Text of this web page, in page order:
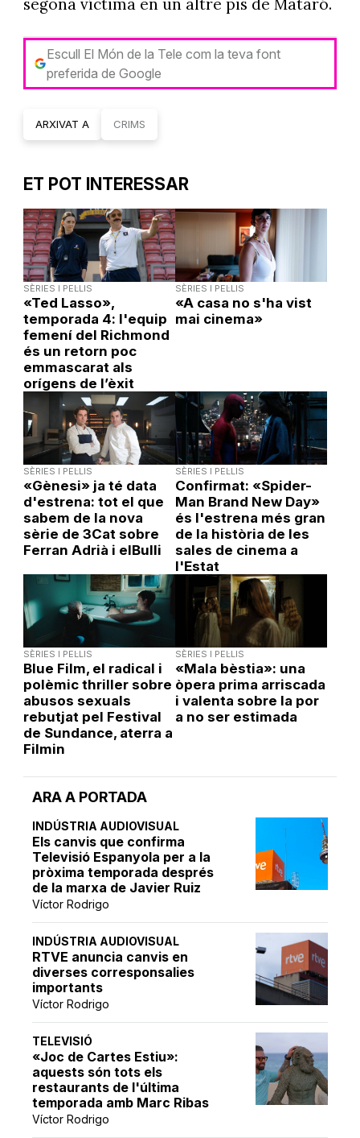
ARA A PORTADA
INDÚSTRIA AUDIOVISUAL
Els canvis que confirma
Televisió Espanyola per a la
pròxima temporada després
de la marxa de Javier Ruiz
Víctor Rodrigo
INDÚSTRIA AUDIOVISUAL
RTVE anuncia canvis en
diverses corresponsalies
importants
Víctor Rodrigo
TELEVISIÓ
«Joc de Cartes Estiu»:
aquests són tots els
restaurants de l'última
temporada amb Marc Ribas
Víctor Rodrigo
segona víctima en un altre pis de Mataró.
Escull El Món de la Tele com la teva font
preferida de Google
ARXIVAT A CRIMS
ET POT INTERESSAR
SÈRIES I PEL·LIS
«Ted Lasso»,
temporada 4: l'equip
femení del Richmond
és un retorn poc
emmascarat als
orígens de l’èxit
SÈRIES I PEL·LIS
«A casa no s'ha vist
mai cinema»
SÈRIES I PEL·LIS
«Gènesi» ja té data
d'estrena: tot el que
sabem de la nova
sèrie de 3Cat sobre
Ferran Adrià i elBulli
SÈRIES I PEL·LIS
Confirmat: «Spider-
Man Brand New Day»
és l'estrena més gran
de la història de les
sales de cinema a
l'Estat
SÈRIES I PEL·LIS
Blue Film, el radical i
polèmic thriller sobre
abusos sexuals
rebutjat pel Festival
de Sundance, aterra a
Filmin
SÈRIES I PEL·LIS
«Mala bèstia»: una
òpera prima arriscada
i valenta sobre la por
a no ser estimada